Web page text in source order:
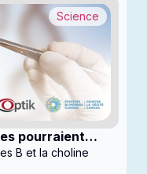
pourraient
Science
B et la choline